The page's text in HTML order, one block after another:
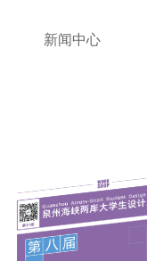
新闻中心